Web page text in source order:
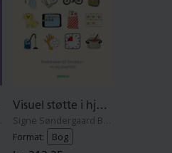
Tange
Visuel støtte i hjemmet
Signe Søndergaard Baden
Format:
Bog